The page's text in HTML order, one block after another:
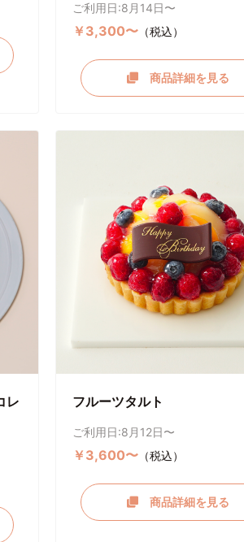
ご利用日:8月14日〜
￥3,300〜 （税込）
商品詳細を見る
レ
フルーツタルト
ご利用日:8月12日〜
￥3,600〜 （税込）
商品詳細を見る